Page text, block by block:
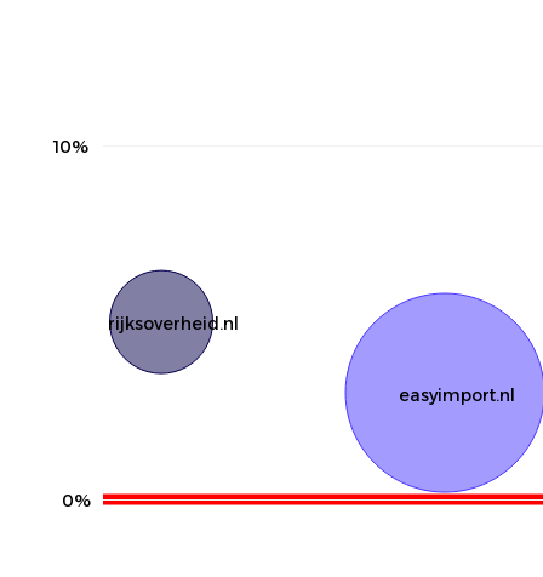
easyimport.nl
rijksoverheid.nl
0%
10%